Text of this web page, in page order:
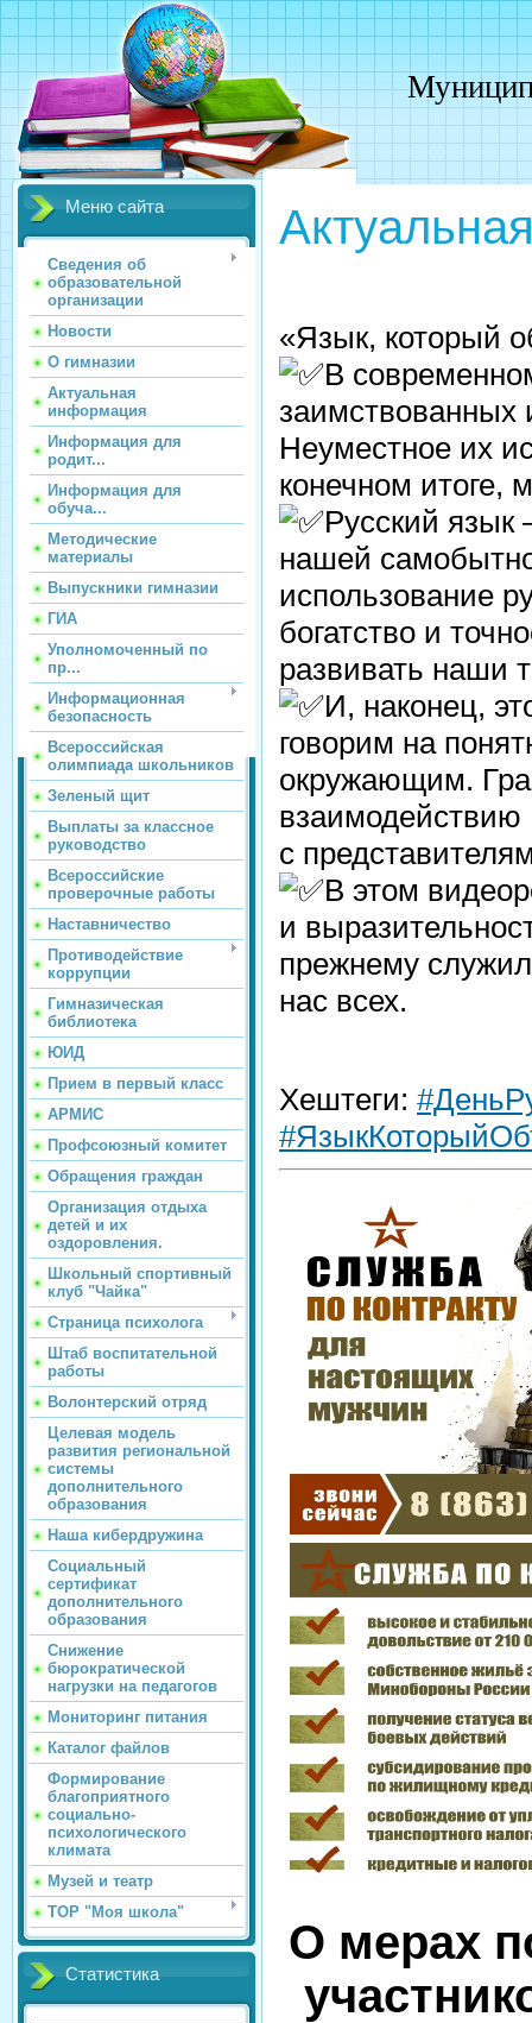
Меню сайта
Сведения об
образовательной
организации
Новости
О гимназии
Актуальная
информация
Информация для
родит...
Информация для
обуча...
Методические
материалы
Выпускники гимназии
ГИА
Уполномоченный по
пр...
Информационная
безопасность
Всероссийская
олимпиада школьников
Зеленый щит
Выплаты за классное
руководство
Всероссийские
проверочные работы
Наставничество
Противодействие
коррупции
Гимназическая
библиотека
ЮИД
Прием в первый класс
АРМИС
Профсоюзный комитет
Обращения граждан
Организация отдыха
детей и их
оздоровления.
Школьный спортивный
клуб "Чайка"
Страница психолога
Штаб воспитательной
работы
Волонтерский отряд
Целевая модель
развития региональной
системы
дополнительного
образования
Наша кибердружина
Социальный
сертификат
дополнительного
образования
Снижение
бюрократической
нагрузки на педагогов
Мониторинг питания
Каталог файлов
Формирование
благоприятного
социально-
психологического
климата
Музей и театр
ТОР "Моя школа"
Статистика
«Язык, который
В
заимствованных
Неуместное их
конечном
Русский язык
нашей
использование
богатство и
развивать наши
И, наконец,
говорим на
окружающим.
взаимодействию
с
В этом
и
прежнему
нас всех.
Хештеги:
О мерах